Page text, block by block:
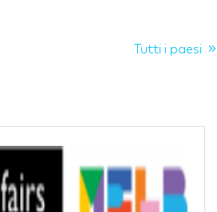
Tutti i paesi